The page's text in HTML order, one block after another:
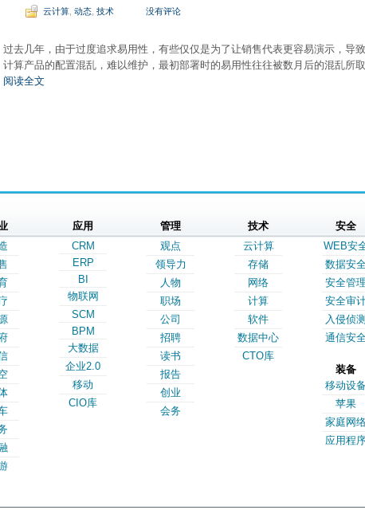
云计算 动态 技术 没有评论
过去几年，由于过度追求易用性，有些仅仅是为了让销售代表更容易演示，导
计算产品的配置混乱，难以维护，最初部署时的易用性往往被数月后的混乱所取
阅读全文
应用
CRM
ERP
BI
物联网
SCM
BPM
大数据
企业2.0
移动
CIO库
管理
观点
领导力
人物
职场
公司
招聘
读书
报告
创业
会务
技术
云计算
存储
网络
计算
软件
数据中心
CTO库
安全
WEB安
数据安
安全管理
安全审
入侵侦测
通信安
装备
移动设备
苹果
家庭网
应用程